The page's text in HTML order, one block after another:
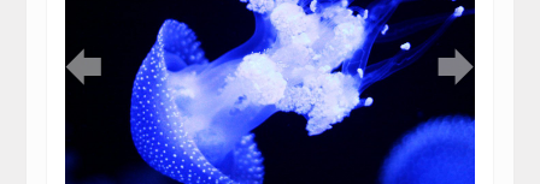
 